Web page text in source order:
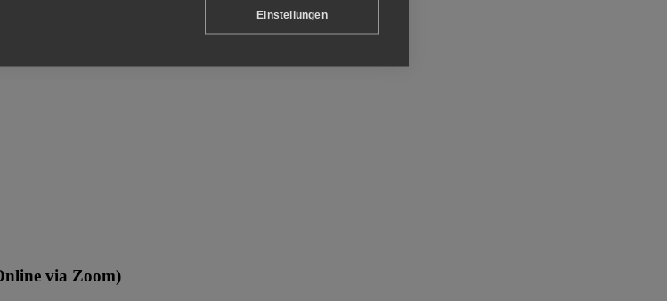
via Zoom)
Einstellungen